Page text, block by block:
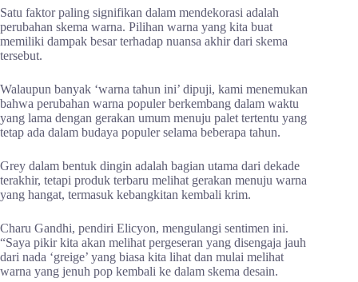
Satu faktor paling signifikan dalam mendekorasi adalah
perubahan skema warna. Pilihan warna yang kita buat
memiliki dampak besar terhadap nuansa akhir dari skema
tersebut.
Walaupun banyak ‘warna tahun ini’ dipuji, kami menemukan
bahwa perubahan warna populer berkembang dalam waktu
yang lama dengan gerakan umum menuju palet tertentu yang
tetap ada dalam budaya populer selama beberapa tahun.
Grey dalam bentuk dingin adalah bagian utama dari dekade
terakhir, tetapi produk terbaru melihat gerakan menuju warna
yang hangat, termasuk kebangkitan kembali krim.
Charu Gandhi, pendiri Elicyon, mengulangi sentimen ini.
“Saya pikir kita akan melihat pergeseran yang disengaja jauh
dari nada ‘greige’ yang biasa kita lihat dan mulai melihat
warna yang jenuh pop kembali ke dalam skema desain.